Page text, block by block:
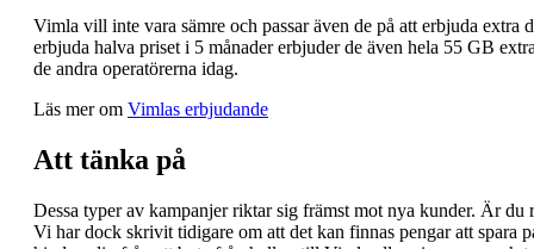
Vimla vill inte vara sämre och passar även de på att erbjuda
erbjuda halva priset i 5 månader erbjuder de även hela 55 GB
de andra operatörerna idag.
Läs mer om Vimlas erbjudande
Att tänka på
Dessa typer av kampanjer riktar sig främst mot nya kunder. Är
Vi har dock skrivit tidigare om att det kan finnas pengar att spara